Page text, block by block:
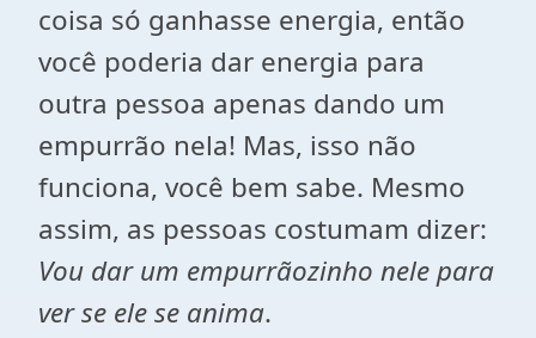
coisa só ganhasse energia, então
você poderia dar energia para
outra pessoa apenas dando um
empurrão nela! Mas, isso não
funciona, você bem sabe. Mesmo
assim, as pessoas costumam dizer:
Vou dar um empurrãozinho nele para
ver se ele se anima.